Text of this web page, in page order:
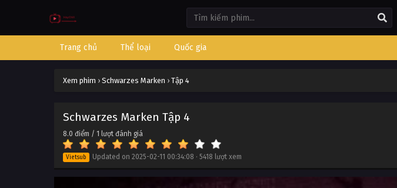
Trang chủ Thể loại Quốc gia
Xem phim › Schwarzes Marken › Tập 4
Schwarzes Marken Tập 4
8.0 điểm / 1 lượt đánh giá
Vietsub Updated on 2025-02-11 00:34:08 · 5418 lượt xem